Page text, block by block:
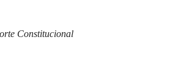
Constitucional